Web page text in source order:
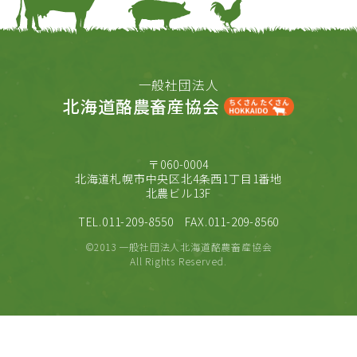
一般社団法人
北海道酪農畜産協会
〒060-0004
北海道札幌市中央区北4条西1丁目1番地
北農ビル13F
TEL.011-209-8550 FAX.011-209-8560
©2013 一般社団法人北海道酪農畜産協会
All Rights Reserved.